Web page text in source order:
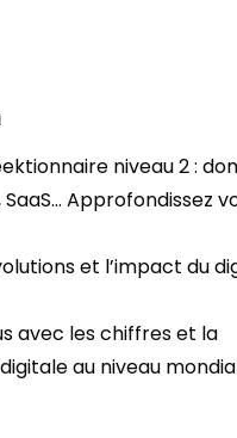
niveau 2 :
Approfondissez
et l’impact du
avec les chiffres et la
au niveau